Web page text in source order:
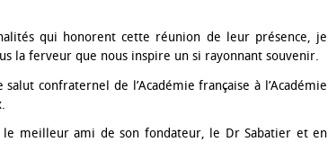
qui honorent cette réunion de leur présence, je
la ferveur que nous inspire un si rayonnant souvenir.
confraternel de l’Académie française à l’Académie
le meilleur ami de son fondateur, le Dr Sabatier et en